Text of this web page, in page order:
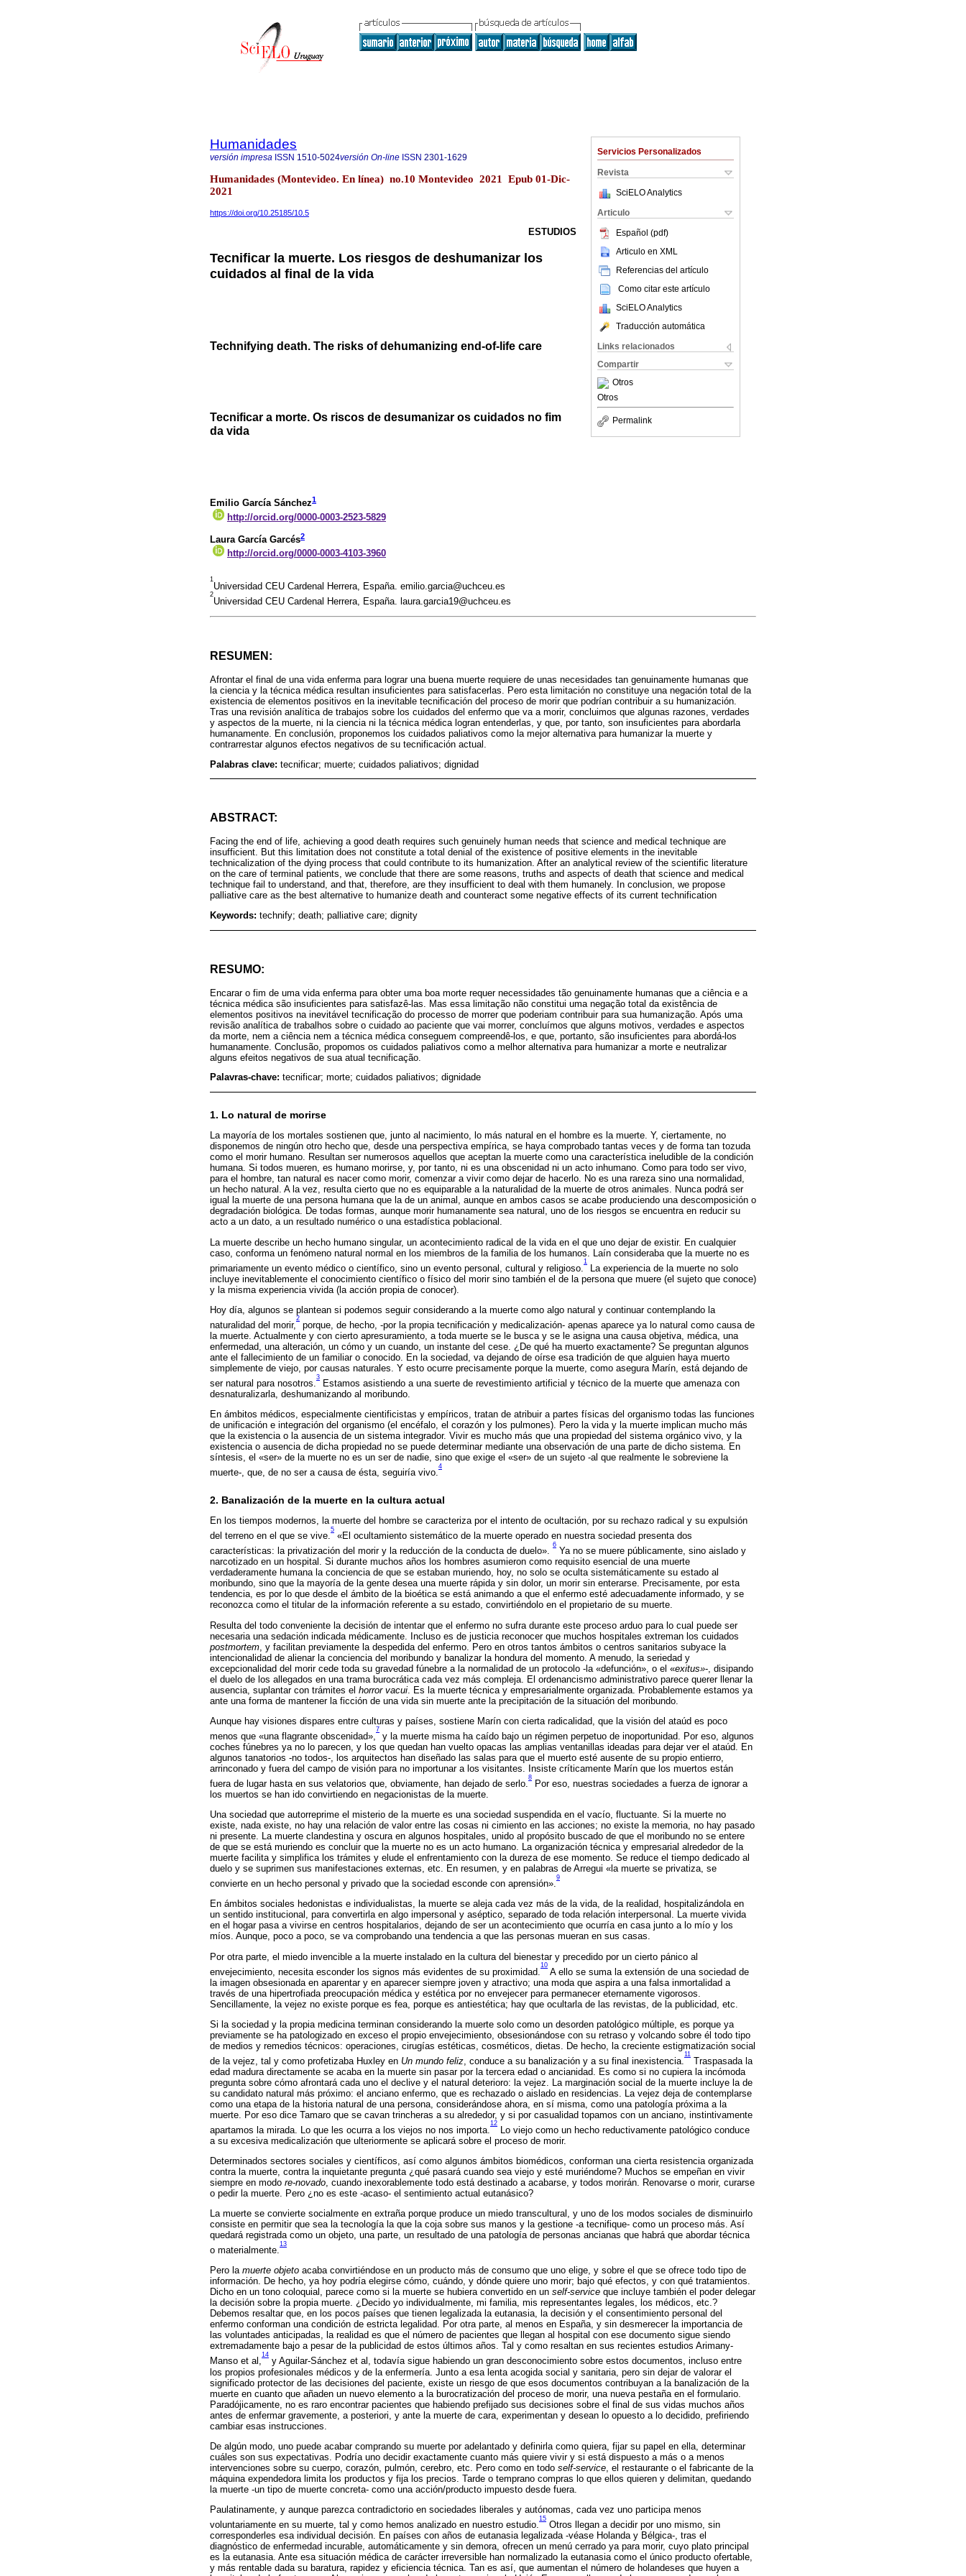
Servicios Personalizados
Revista
SciELO Analytics
Articulo
Español (pdf)
Articulo en XML
Referencias del artículo
Como citar este artículo
SciELO Analytics
Traducción automática
Links relacionados
Compartir
Otros
Otros
Permalink
Humanidades
versión impresa ISSN 1510-5024versión On-line ISSN 2301-1629
Humanidades (Montevideo. En línea) no.10 Montevideo 2021 Epub 01-Dic-
2021
https://doi.org/10.25185/10.5
ESTUDIOS
Tecnificar la muerte. Los riesgos de deshumanizar los
cuidados al final de la vida
Technifying death. The risks of dehumanizing end-of-life care
Tecnificar a morte. Os riscos de desumanizar os cuidados no fim
da vida
Emilio García Sánchez1
http://orcid.org/0000-0003-2523-5829
Laura García Garcés2
http://orcid.org/0000-0003-4103-3960
1
Universidad CEU Cardenal Herrera, España. emilio.garcia@uchceu.es
2
Universidad CEU Cardenal Herrera, España. laura.garcia19@uchceu.es
RESUMEN:
Afrontar el final de una vida enferma para lograr una buena muerte requiere de unas necesidades tan genuinamente humanas que
la ciencia y la técnica médica resultan insuficientes para satisfacerlas. Pero esta limitación no constituye una negación total de la
existencia de elementos positivos en la inevitable tecnificación del proceso de morir que podrían contribuir a su humanización.
Tras una revisión analítica de trabajos sobre los cuidados del enfermo que va a morir, concluimos que algunas razones, verdades
y aspectos de la muerte, ni la ciencia ni la técnica médica logran entenderlas, y que, por tanto, son insuficientes para abordarla
humanamente. En conclusión, proponemos los cuidados paliativos como la mejor alternativa para humanizar la muerte y
contrarrestar algunos efectos negativos de su tecnificación actual.
Palabras clave: tecnificar; muerte; cuidados paliativos; dignidad
ABSTRACT:
Facing the end of life, achieving a good death requires such genuinely human needs that science and medical technique are
insufficient. But this limitation does not constitute a total denial of the existence of positive elements in the inevitable
technicalization of the dying process that could contribute to its humanization. After an analytical review of the scientific literature
on the care of terminal patients, we conclude that there are some reasons, truths and aspects of death that science and medical
technique fail to understand, and that, therefore, are they insufficient to deal with them humanely. In conclusion, we propose
palliative care as the best alternative to humanize death and counteract some negative effects of its current technification
Keywords: technify; death; palliative care; dignity
RESUMO:
Encarar o fim de uma vida enferma para obter uma boa morte requer necessidades tão genuinamente humanas que a ciência e a
técnica médica são insuficientes para satisfazê-las. Mas essa limitação não constitui uma negação total da existência de
elementos positivos na inevitável tecnificação do processo de morrer que poderiam contribuir para sua humanização. Após uma
revisão analítica de trabalhos sobre o cuidado ao paciente que vai morrer, concluímos que alguns motivos, verdades e aspectos
da morte, nem a ciência nem a técnica médica conseguem compreendê-los, e que, portanto, são insuficientes para abordá-los
humanamente. Conclusão, propomos os cuidados paliativos como a melhor alternativa para humanizar a morte e neutralizar
alguns efeitos negativos de sua atual tecnificação.
Palavras-chave: tecnificar; morte; cuidados paliativos; dignidade
1. Lo natural de morirse
La mayoría de los mortales sostienen que, junto al nacimiento, lo más natural en el hombre es la muerte. Y, ciertamente, no
disponemos de ningún otro hecho que, desde una perspectiva empírica, se haya comprobado tantas veces y de forma tan tozuda
como el morir humano. Resultan ser numerosos aquellos que aceptan la muerte como una característica ineludible de la condición
humana. Si todos mueren, es humano morirse, y, por tanto, ni es una obscenidad ni un acto inhumano. Como para todo ser vivo,
para el hombre, tan natural es nacer como morir, comenzar a vivir como dejar de hacerlo. No es una rareza sino una normalidad,
un hecho natural. A la vez, resulta cierto que no es equiparable a la naturalidad de la muerte de otros animales. Nunca podrá ser
igual la muerte de una persona humana que la de un animal, aunque en ambos casos se acabe produciendo una descomposición o
degradación biológica. De todas formas, aunque morir humanamente sea natural, uno de los riesgos se encuentra en reducir su
acto a un dato, a un resultado numérico o una estadística poblacional.
La muerte describe un hecho humano singular, un acontecimiento radical de la vida en el que uno dejar de existir. En cualquier
caso, conforma un fenómeno natural normal en los miembros de la familia de los humanos. Laín consideraba que la muerte no es
primariamente un evento médico o científico, sino un evento personal, cultural y religioso.
1
La experiencia de la muerte no solo
incluye inevitablemente el conocimiento científico o físico del morir sino también el de la persona que muere (el sujeto que conoce)
y la misma experiencia vivida (la acción propia de conocer).
Hoy día, algunos se plantean si podemos seguir considerando a la muerte como algo natural y continuar contemplando la
naturalidad del morir,
2
porque, de hecho, -por la propia tecnificación y medicalización- apenas aparece ya lo natural como causa de
la muerte. Actualmente y con cierto apresuramiento, a toda muerte se le busca y se le asigna una causa objetiva, médica, una
enfermedad, una alteración, un cómo y un cuando, un instante del cese. ¿De qué ha muerto exactamente? Se preguntan algunos
ante el fallecimiento de un familiar o conocido. En la sociedad, va dejando de oírse esa tradición de que alguien haya muerto
simplemente de viejo, por causas naturales. Y esto ocurre precisamente porque la muerte, como asegura Marín, está dejando de
ser natural para nosotros.
3
Estamos asistiendo a una suerte de revestimiento artificial y técnico de la muerte que amenaza con
desnaturalizarla, deshumanizando al moribundo.
En ámbitos médicos, especialmente cientificistas y empíricos, tratan de atribuir a partes físicas del organismo todas las funciones
de unificación e integración del organismo (el encéfalo, el corazón y los pulmones). Pero la vida y la muerte implican mucho más
que la existencia o la ausencia de un sistema integrador. Vivir es mucho más que una propiedad del sistema orgánico vivo, y la
existencia o ausencia de dicha propiedad no se puede determinar mediante una observación de una parte de dicho sistema. En
síntesis, el «ser» de la muerte no es un ser de nadie, sino que exige el «ser» de un sujeto -al que realmente le sobreviene la
muerte-, que, de no ser a causa de ésta, seguiría vivo.
4
2. Banalización de la muerte en la cultura actual
En los tiempos modernos, la muerte del hombre se caracteriza por el intento de ocultación, por su rechazo radical y su expulsión
del terreno en el que se vive.
5
«El ocultamiento sistemático de la muerte operado en nuestra sociedad presenta dos
características: la privatización del morir y la reducción de la conducta de duelo».
6
Ya no se muere públicamente, sino aislado y
narcotizado en un hospital. Si durante muchos años los hombres asumieron como requisito esencial de una muerte
verdaderamente humana la conciencia de que se estaban muriendo, hoy, no solo se oculta sistemáticamente su estado al
moribundo, sino que la mayoría de la gente desea una muerte rápida y sin dolor, un morir sin enterarse. Precisamente, por esta
tendencia, es por lo que desde el ámbito de la bioética se está animando a que el enfermo esté adecuadamente informado, y se
reconozca como el titular de la información referente a su estado, convirtiéndolo en el propietario de su muerte.
Resulta del todo conveniente la decisión de intentar que el enfermo no sufra durante este proceso arduo para lo cual puede ser
necesaria una sedación indicada médicamente. Incluso es de justicia reconocer que muchos hospitales extreman los cuidados
postmortem , y facilitan previamente la despedida del enfermo. Pero en otros tantos ámbitos o centros sanitarios subyace la
intencionalidad de alienar la conciencia del moribundo y banalizar la hondura del momento. A menudo, la seriedad y
excepcionalidad del morir cede toda su gravedad fúnebre a la normalidad de un protocolo -la «defunción», o el «exitus»-, disipando
el duelo de los allegados en una trama burocrática cada vez más compleja. El ordenancismo administrativo parece querer llenar la
ausencia, suplantar con trámites el horror vacui . Es la muerte técnica y empresarialmente organizada. Probablemente estamos ya
ante una forma de mantener la ficción de una vida sin muerte ante la precipitación de la situación del moribundo.
Aunque hay visiones dispares entre culturas y países, sostiene Marín con cierta radicalidad, que la visión del ataúd es poco
menos que «una flagrante obscenidad»,
7
y la muerte misma ha caído bajo un régimen perpetuo de inoportunidad. Por eso, algunos
coches fúnebres ya no lo parecen, y los que quedan han vuelto opacas las amplias ventanillas ideadas para dejar ver el ataúd. En
algunos tanatorios -no todos-, los arquitectos han diseñado las salas para que el muerto esté ausente de su propio entierro,
arrinconado y fuera del campo de visión para no importunar a los visitantes. Insiste críticamente Marín que los muertos están
fuera de lugar hasta en sus velatorios que, obviamente, han dejado de serlo.
8
Por eso, nuestras sociedades a fuerza de ignorar a
los muertos se han ido convirtiendo en negacionistas de la muerte.
Una sociedad que autorreprime el misterio de la muerte es una sociedad suspendida en el vacío, fluctuante. Si la muerte no
existe, nada existe, no hay una relación de valor entre las cosas ni cimiento en las acciones; no existe la memoria, no hay pasado
ni presente. La muerte clandestina y oscura en algunos hospitales, unido al propósito buscado de que el moribundo no se entere
de que se está muriendo es concluir que la muerte no es un acto humano. La organización técnica y empresarial alrededor de la
muerte facilita y simplifica los trámites y elude el enfrentamiento con la dureza de ese momento. Se reduce el tiempo dedicado al
duelo y se suprimen sus manifestaciones externas, etc. En resumen, y en palabras de Arregui «la muerte se privatiza, se
convierte en un hecho personal y privado que la sociedad esconde con aprensión».
9
En ámbitos sociales hedonistas e individualistas, la muerte se aleja cada vez más de la vida, de la realidad, hospitalizándola en
un sentido institucional, para convertirla en algo impersonal y aséptico, separado de toda relación interpersonal. La muerte vivida
en el hogar pasa a vivirse en centros hospitalarios, dejando de ser un acontecimiento que ocurría en casa junto a lo mío y los
míos. Aunque, poco a poco, se va comprobando una tendencia a que las personas mueran en sus casas.
Por otra parte, el miedo invencible a la muerte instalado en la cultura del bienestar y precedido por un cierto pánico al
envejecimiento, necesita esconder los signos más evidentes de su proximidad.
10
A ello se suma la extensión de una sociedad de
la imagen obsesionada en aparentar y en aparecer siempre joven y atractivo; una moda que aspira a una falsa inmortalidad a
través de una hipertrofiada preocupación médica y estética por no envejecer para permanecer eternamente vigorosos.
Sencillamente, la vejez no existe porque es fea, porque es antiestética; hay que ocultarla de las revistas, de la publicidad, etc.
Si la sociedad y la propia medicina terminan considerando la muerte solo como un desorden patológico múltiple, es porque ya
previamente se ha patologizado en exceso el propio envejecimiento, obsesionándose con su retraso y volcando sobre él todo tipo
de medios y remedios técnicos: operaciones, cirugías estéticas, cosméticos, dietas. De hecho, la creciente estigmatización social
de la vejez, tal y como profetizaba Huxley en Un mundo feliz , conduce a su banalización y a su final inexistencia.
11
Traspasada la
edad madura directamente se acaba en la muerte sin pasar por la tercera edad o ancianidad. Es como si no cupiera la incómoda
pregunta sobre cómo afrontará cada uno el declive y el natural deterioro: la vejez. La marginación social de la muerte incluye la de
su candidato natural más próximo: el anciano enfermo, que es rechazado o aislado en residencias. La vejez deja de contemplarse
como una etapa de la historia natural de una persona, considerándose ahora, en sí misma, como una patología próxima a la
muerte. Por eso dice Tamaro que se cavan trincheras a su alrededor, y si por casualidad topamos con un anciano, instintivamente
apartamos la mirada. Lo que les ocurra a los viejos no nos importa.
12
Lo viejo como un hecho reductivamente patológico conduce
a su excesiva medicalización que ulteriormente se aplicará sobre el proceso de morir.
Determinados sectores sociales y científicos, así como algunos ámbitos biomédicos, conforman una cierta resistencia organizada
contra la muerte, contra la inquietante pregunta ¿qué pasará cuando sea viejo y esté muriéndome? Muchos se empeñan en vivir
siempre en modo re-novado, cuando inexorablemente todo está destinado a acabarse, y todos morirán. Renovarse o morir, curarse
o pedir la muerte. Pero ¿no es este -acaso- el sentimiento actual eutanásico?
La muerte se convierte socialmente en extraña porque produce un miedo transcultural, y uno de los modos sociales de disminuirlo
consiste en permitir que sea la tecnología la que la coja sobre sus manos y la gestione -a tecnifique- como un proceso más. Así
quedará registrada como un objeto, una parte, un resultado de una patología de personas ancianas que habrá que abordar técnica
o materialmente.
13
Pero la muerte objeto acaba convirtiéndose en un producto más de consumo que uno elige, y sobre el que se ofrece todo tipo de
información. De hecho, ya hoy podría elegirse cómo, cuándo, y dónde quiere uno morir; bajo qué efectos, y con qué tratamientos.
Dicho en un tono coloquial, parece como si la muerte se hubiera convertido en un self-service que incluye también el poder delegar
la decisión sobre la propia muerte. ¿Decido yo individualmente, mi familia, mis representantes legales, los médicos, etc.?
Debemos resaltar que, en los pocos países que tienen legalizada la eutanasia, la decisión y el consentimiento personal del
enfermo conforman una condición de estricta legalidad. Por otra parte, al menos en España, y sin desmerecer la importancia de
las voluntades anticipadas, la realidad es que el número de pacientes que llegan al hospital con ese documento sigue siendo
extremadamente bajo a pesar de la publicidad de estos últimos años. Tal y como resaltan en sus recientes estudios Arimany-
Manso et al,
14
y Aguilar-Sánchez et al, todavía sigue habiendo un gran desconocimiento sobre estos documentos, incluso entre
los propios profesionales médicos y de la enfermería. Junto a esa lenta acogida social y sanitaria, pero sin dejar de valorar el
significado protector de las decisiones del paciente, existe un riesgo de que esos documentos contribuyan a la banalización de la
muerte en cuanto que añaden un nuevo elemento a la burocratización del proceso de morir, una nueva pestaña en el formulario.
Paradójicamente, no es raro encontrar pacientes que habiendo prefijado sus decisiones sobre el final de sus vidas muchos años
antes de enfermar gravemente, a posteriori, y ante la muerte de cara, experimentan y desean lo opuesto a lo decidido, prefiriendo
cambiar esas instrucciones.
De algún modo, uno puede acabar comprando su muerte por adelantado y definirla como quiera, fijar su papel en ella, determinar
cuáles son sus expectativas. Podría uno decidir exactamente cuanto más quiere vivir y si está dispuesto a más o a menos
intervenciones sobre su cuerpo, corazón, pulmón, cerebro, etc. Pero como en todo self-service , el restaurante o el fabricante de la
máquina expendedora limita los productos y fija los precios. Tarde o temprano compras lo que ellos quieren y delimitan, quedando
la muerte -un tipo de muerte concreta- como una acción/producto impuesto desde fuera.
Paulatinamente, y aunque parezca contradictorio en sociedades liberales y autónomas, cada vez uno participa menos
voluntariamente en su muerte, tal y como hemos analizado en nuestro estudio.
15
Otros llegan a decidir por uno mismo, sin
corresponderles esa individual decisión. En países con años de eutanasia legalizada -véase Holanda y Bélgica-, tras el
diagnóstico de enfermedad incurable, automáticamente y sin demora, ofrecen un menú cerrado ya para morir, cuyo plato principal
es la eutanasia. Ante esa situación médica de carácter irreversible han normalizado la eutanasia como el único producto ofertable,
y más rentable dada su baratura, rapidez y eficiencia técnica. Tan es así, que aumentan el número de holandeses que huyen a